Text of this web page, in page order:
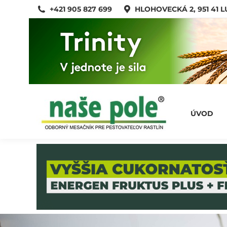
+421 905 827 699 HLOHOVECKÁ 2, 951 41
ÚVOD
ÚVOD